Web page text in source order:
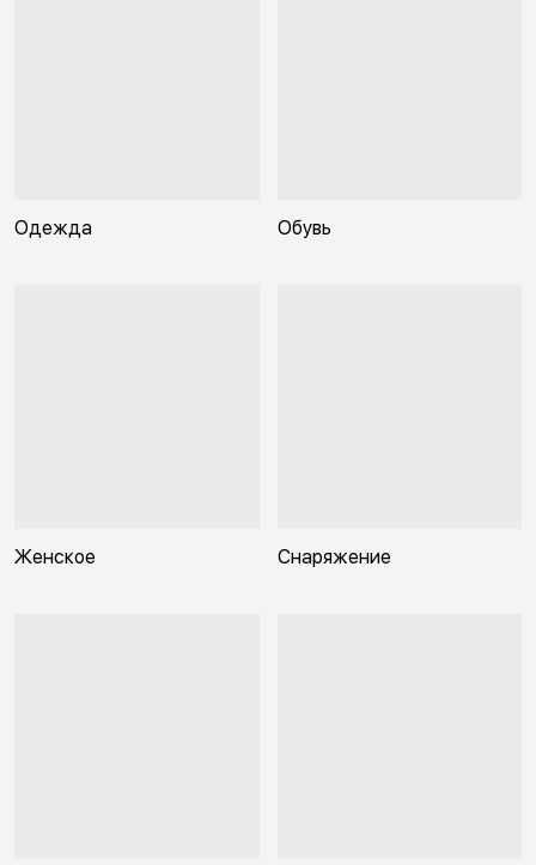
Одежда Обувь
Женское Снаряжение